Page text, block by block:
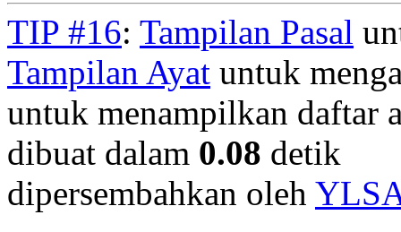
TIP #16: Tampilan Pasal
Tampilan Ayat untuk
untuk menampilkan daftar
dibuat dalam 0.08 detik
dipersembahkan oleh